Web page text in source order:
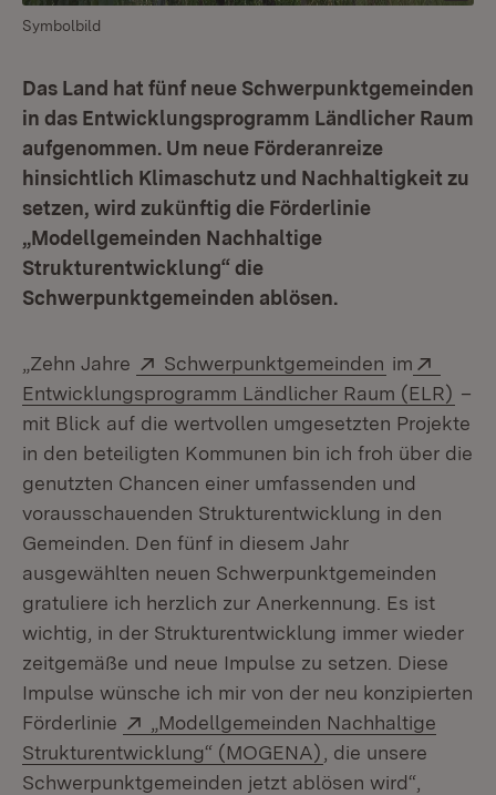
Symbolbild
Das Land hat fünf neue Schwerpunktgemeinden
in das Entwicklungsprogramm Ländlicher Raum
aufgenommen. Um neue Förderanreize
hinsichtlich Klimaschutz und Nachhaltigkeit zu
setzen, wird zukünftig die Förderlinie
„Modellgemeinden Nachhaltige
Strukturentwicklung“ die
Schwerpunktgemeinden ablösen.
„Zehn Jahre Extern:
Schwerpunktgemeinden (Öffnet in
im
Entwicklungsprogramm Ländlicher Raum (ELR) –
mit Blick auf die wertvollen umgesetzten Projekte
in den beteiligten Kommunen bin ich froh über die
genutzten Chancen einer umfassenden und
vorausschauenden Strukturentwicklung in den
Gemeinden. Den fünf in diesem Jahr
ausgewählten neuen Schwerpunktgemeinden
gratuliere ich herzlich zur Anerkennung. Es ist
wichtig, in der Strukturentwicklung immer wieder
zeitgemäße und neue Impulse zu setzen. Diese
Impulse wünsche ich mir von der neu konzipierten
Förderlinie
Extern:
„Modellgemeinden Nachhaltige
Strukturentwicklung“ (MOGENA) (Öffnet in neuem
, die unsere
Schwerpunktgemeinden jetzt ablösen wird“,